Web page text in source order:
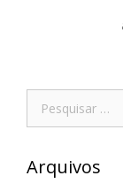
Arquivos